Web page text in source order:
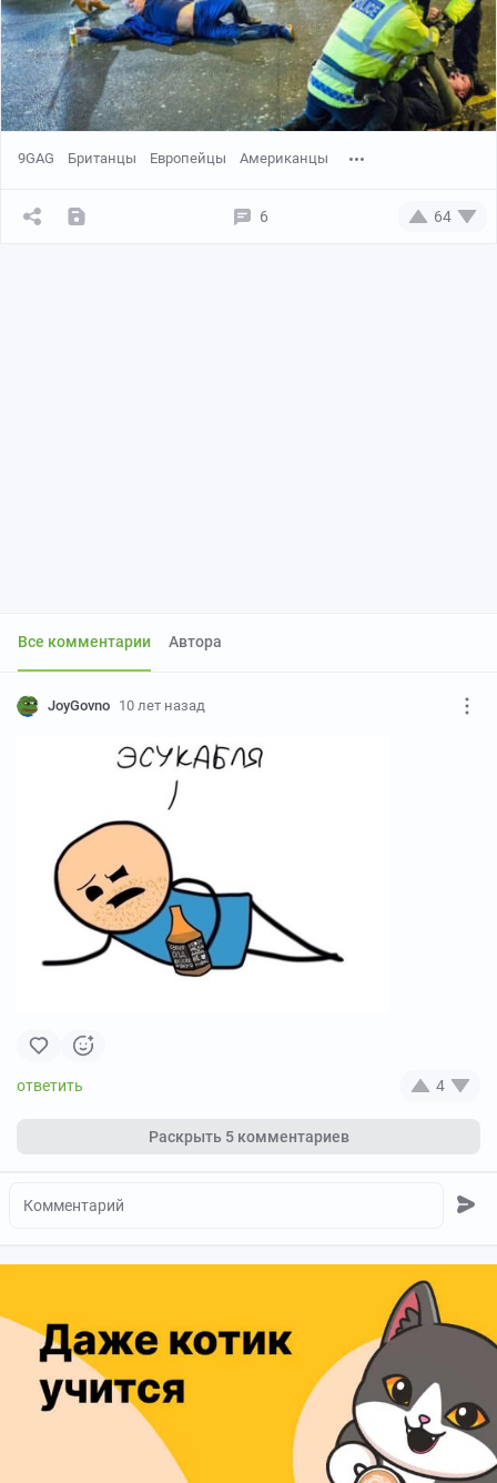
9GAG Британцы Европейцы Американцы
6 64
Все комментарии Автора
JoyGovno 10 лет назад
4
Раскрыть 5 комментариев